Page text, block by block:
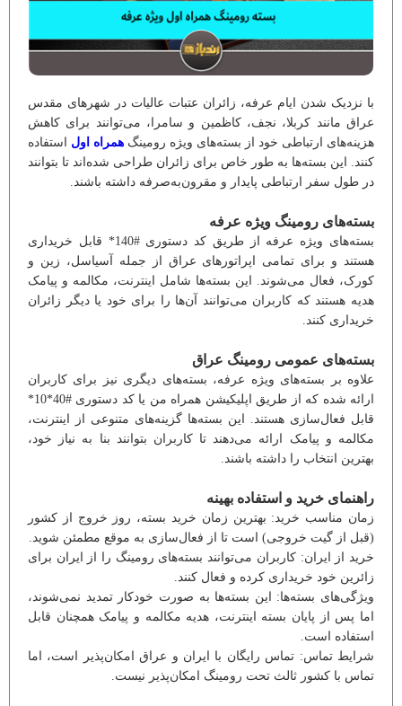
با نزدیک شدن ایام عرفه، زائران عتبات عالیات در شهرهای مقدس
عراق مانند کربلا، نجف، کاظمین و سامرا، می‌توانند برای کاهش
هزینه‌های ارتباطی خود از بسته‌های ویژه رومینگ همراه اول استفاده
کنند. این بسته‌ها به طور خاص برای زائران طراحی شده‌اند تا بتوانند
در طول سفر ارتباطی پایدار و مقرون‌به‌صرفه داشته باشند.
بسته‌های رومینگ ویژه عرفه
بسته‌های ویژه عرفه از طریق کد دستوری #140* قابل خریداری
هستند و برای تمامی اپراتورهای عراق از جمله آسیاسل، زین و
کورک، فعال می‌شوند. این بسته‌ها شامل اینترنت، مکالمه و پیامک
هدیه هستند که کاربران می‌توانند آن‌ها را برای خود یا دیگر زائران
خریداری کنند.
بسته‌های عمومی رومینگ عراق
علاوه بر بسته‌های ویژه عرفه، بسته‌های دیگری نیز برای کاربران
ارائه شده که از طریق اپلیکیشن همراه من یا کد دستوری #40*10*
قابل فعال‌سازی هستند. این بسته‌ها گزینه‌های متنوعی از اینترنت،
مکالمه و پیامک ارائه می‌دهند تا کاربران بتوانند بنا به نیاز خود،
بهترین انتخاب را داشته باشند.
راهنمای خرید و استفاده بهینه
زمان مناسب خرید: بهترین زمان خرید بسته، روز خروج از کشور
(قبل از گیت خروجی) است تا از فعال‌سازی به موقع مطمئن شوید.
خرید از ایران: کاربران می‌توانند بسته‌های رومینگ را از ایران برای
زائرین خود خریداری کرده و فعال کنند.
ویژگی‌های بسته‌ها: این بسته‌ها به صورت خودکار تمدید نمی‌شوند،
اما پس از پایان بسته اینترنت، هدیه مکالمه و پیامک همچنان قابل
استفاده است.
شرایط تماس: تماس رایگان با ایران و عراق امکان‌پذیر است، اما
تماس با کشور ثالث تحت رومینگ امکان‌پذیر نیست.